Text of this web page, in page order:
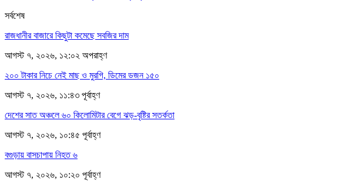
সর্বশেষ
রাজধানীর বাজারে কিছুটা কমেছে সবজির দাম
আগস্ট ৭, ২০২৬, ১২:০২ অপরাহ্ণ
২০০ টাকার নিচে নেই মাছ ও মুরগি, ডিমের ডজন ১৫০
আগস্ট ৭, ২০২৬, ১১:৪৩ পূর্বাহ্ণ
দেশের সাত অঞ্চলে ৬০ কিলোমিটার বেগে ঝড়-বৃষ্টির সতর্কতা
আগস্ট ৭, ২০২৬, ১০:৪৫ পূর্বাহ্ণ
বগুড়ায় বাসচাপায় নিহত ৬
আগস্ট ৭, ২০২৬, ১০:২০ পূর্বাহ্ণ